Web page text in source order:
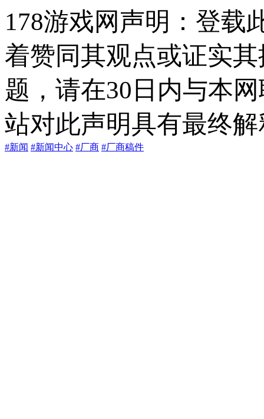
178游戏网声明：登载
着赞同其观点或证实
题，请在30日内与本
站对此声明具有最终
#新闻 #新闻中心 #厂商 #厂商稿件